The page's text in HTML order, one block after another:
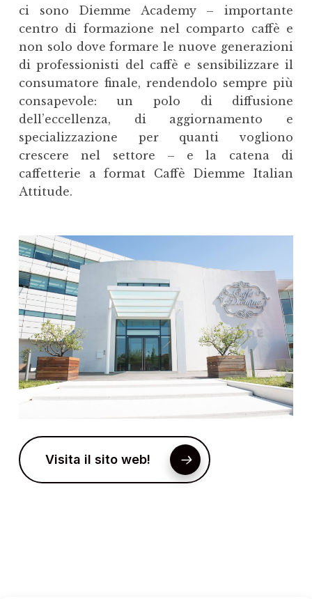
ci sono Diemme Academy – importante
centro di formazione nel comparto caffè e
non solo dove formare le nuove generazioni
di professionisti del caffè e sensibilizzare il
consumatore finale, rendendolo sempre più
consapevole: un polo di diffusione
dell’eccellenza, di aggiornamento e
specializzazione per quanti vogliono
crescere nel settore – e la catena di
caffetterie a format Caffè Diemme Italian
Attitude.
Visita il sito web!